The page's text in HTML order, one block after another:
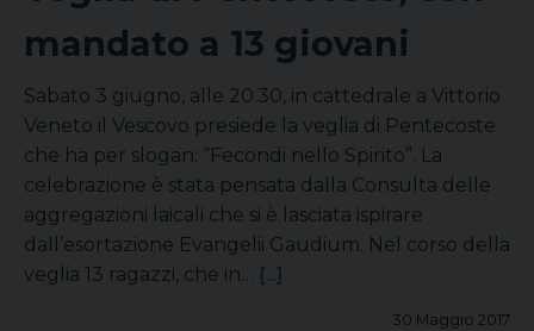
mandato a 13 giovani
Sabato 3 giugno, alle 20.30, in cattedrale a Vittorio
Veneto il Vescovo presiede la veglia di Pentecoste
che ha per slogan: “Fecondi nello Spirito”. La
celebrazione è stata pensata dalla Consulta delle
aggregazioni laicali che si è lasciata ispirare
dall’esortazione Evangelii Gaudium. Nel corso della
veglia 13 ragazzi, che in… [...]
30 Maggio 2017